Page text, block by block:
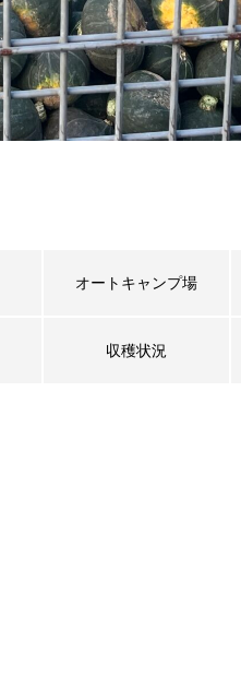
オートキャンプ場
収穫状況